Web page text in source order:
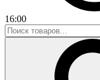
16:00